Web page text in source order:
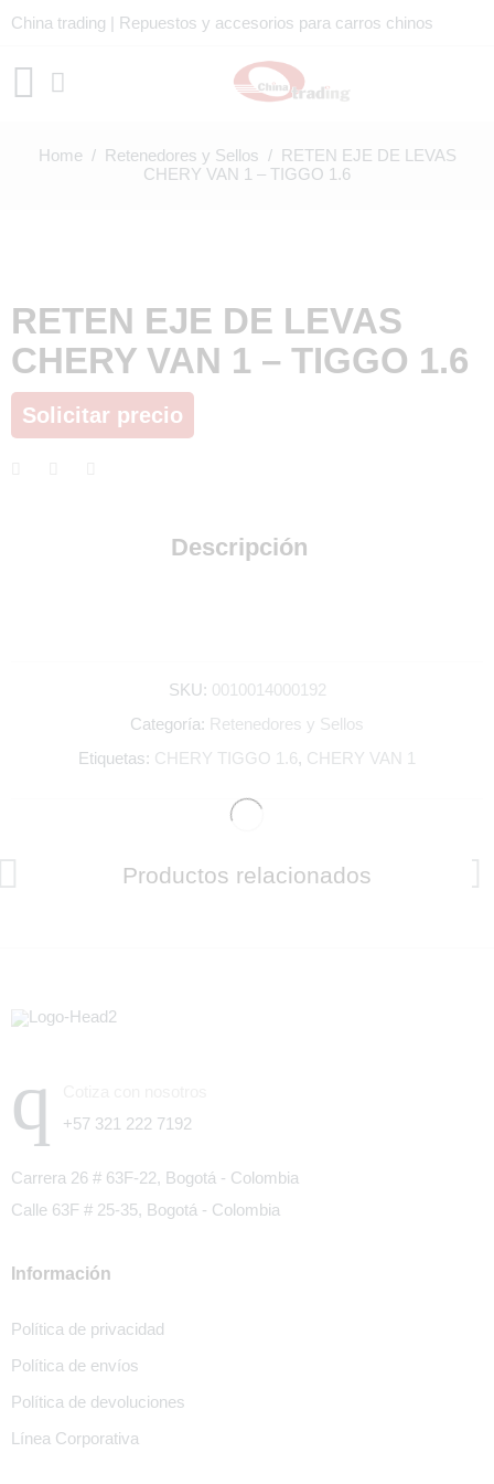
China trading | Repuestos y accesorios para carros chinos
Home/ Retenedores y Sellos / RETEN EJE DE LEVAS
CHERY VAN 1 – TIGGO 1.6
RETEN EJE DE LEVAS
CHERY VAN 1 – TIGGO 1.6
Solicitar precio
Descripción
SKU: 0010014000192
Categoría: Retenedores y Sellos
Etiquetas: CHERY TIGGO 1.6, CHERY VAN 1
Productos relacionados
+57 321 222 7192
Carrera 26 # 63F-22, Bogotá - Colombia
Calle 63F # 25-35, Bogotá - Colombia
Información
Política de privacidad
Política de envíos
Política de devoluciones
Línea Corporativa